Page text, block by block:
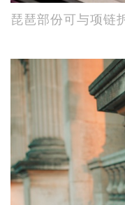
琵琶部份可与项链